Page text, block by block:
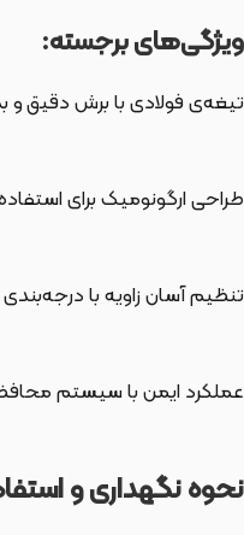
ویژگی‌های برجسته:
تیغه‌ی فولادی با برش دقیق و
طراحی ارگونومیک برای
تنظیم آسان زاویه با
عملکرد ایمن با سیستم
نحوه نگهداری و